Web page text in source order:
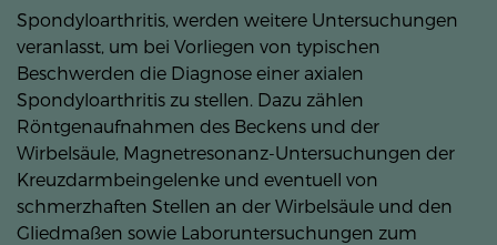
Spondyloarthritis, werden weitere Untersuchungen
veranlasst, um bei Vorliegen von typischen
Beschwerden die Diagnose einer axialen
Spondyloarthritis zu stellen. Dazu zählen
Röntgenaufnahmen des Beckens und der
Wirbelsäule, Magnetresonanz-Untersuchungen der
Kreuzdarmbeingelenke und eventuell von
schmerzhaften Stellen an der Wirbelsäule und den
Gliedmaßen sowie Laboruntersuchungen zum